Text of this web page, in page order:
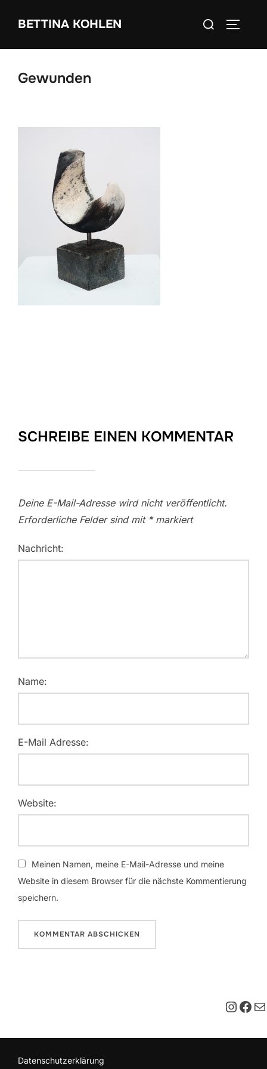
InhaltBETTINA KOHLEN
Suchen
Gewunden
SCHREIBE EINEN KOMMENTAR
Deine E-Mail-Adresse wird nicht veröffentlicht.
Erforderliche Felder sind mit *markiert
Nachricht:
Name:
E-Mail Adresse:
Website:
Meinen Namen, meine E-Mail-Adresse und meine
Website in diesem Browser für die nächste Kommentierung
speichern.
E-
Datenschutzerklärung